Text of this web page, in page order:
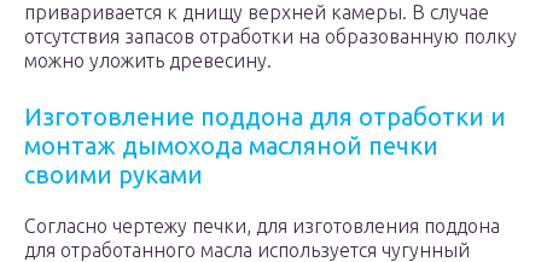
приваривается к днищу верхней камеры. В случае
отсутствия запасов отработки на образованную полку
можно уложить древесину.
Изготовление поддона для отработки и
монтаж дымохода масляной печки
своими руками
Согласно чертежу печки, для изготовления поддона
для отработанного масла используется чугунный